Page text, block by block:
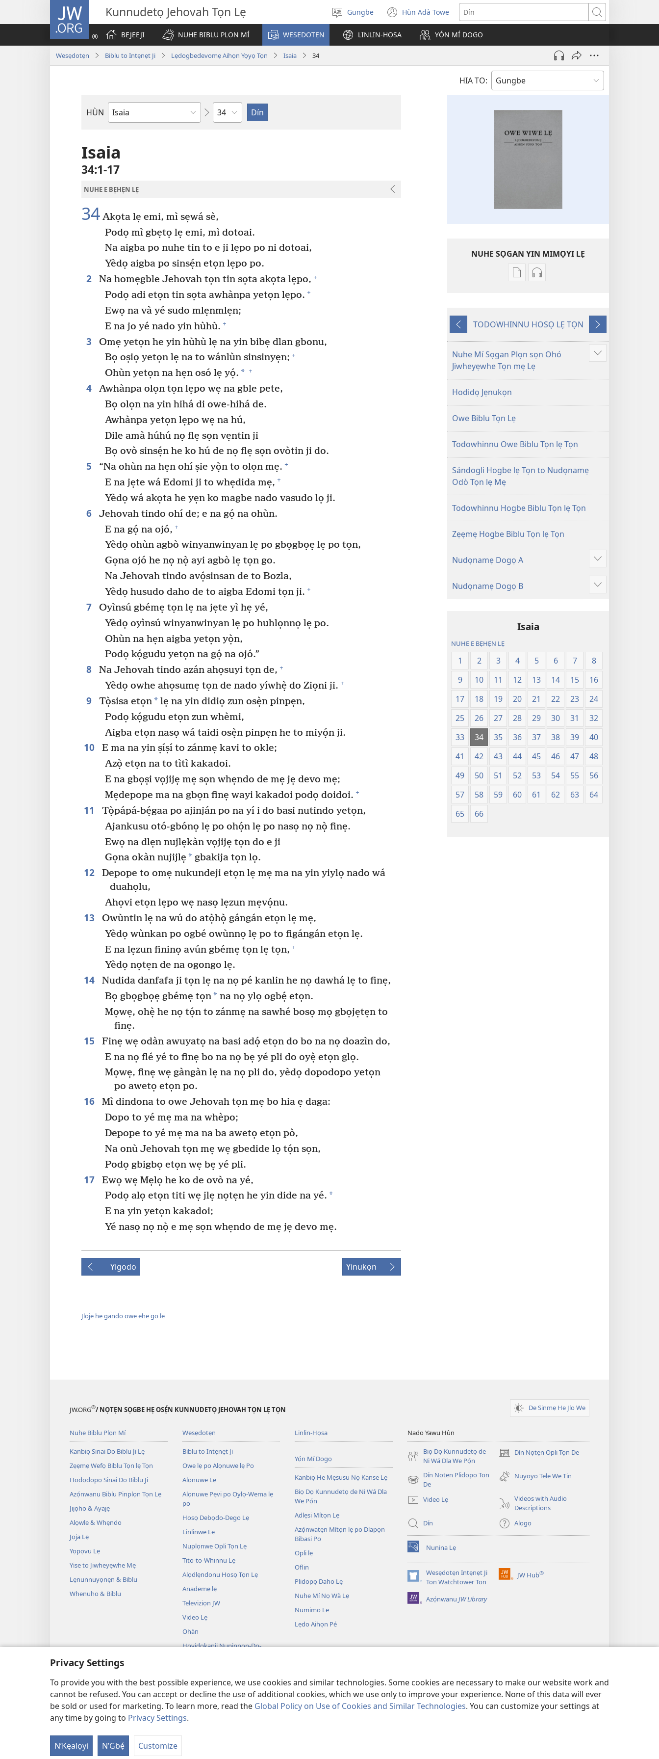
Privacy Settings
To provide you with the best possible experience, we use cookies and similar technologies. Some cookies are necessary to make our website work and
cannot be refused. You can accept or decline the use of additional cookies, which we use only to improve your experience. None of this data will ever
be sold or used for marketing. To learn more, read the Global Policy on Use of Cookies and Similar Technologies. You can customize your settings at
any time by going to Privacy Settings.
N’Kẹalọyi N’Gbẹ́ Customize
JW.ORG Kunnudetọ Jehovah Tọn Lẹ
De
ogbè
dopo
Gungbe Hùn Adà Towe
(opens
new
window)
Dín
BẸJẸEJI
NUHE BIBLU PLỌN MÍ WESẸDOTẸN LINLIN-HỌSA YỌ́N MÍ DOGỌ
Wesẹdotẹn Biblu to Intẹnẹt Ji Lẹdogbedevomẹ Aihọn Yọyọ Tọn Isaia 34
HIA TO:
HÙN
Bible
Weta
Isaia
34:1-17
NUHE E BẸHẸN LẸ
34 Akọta lẹ emi, mì sẹwá sè,
Podọ mì gbẹtọ lẹ emi, mì dotoai.
Na aigba po nuhe tin to e ji lẹpo po ni dotoai,
Yèdọ aigba po sinsẹ́n etọn lẹpo po.
2 Na homẹgble Jehovah tọn tin sọta akọta lẹpo, +
Podọ adi etọn tin sọta awhànpa yetọn lẹpo. +
Ewọ na và yé sudo mlẹnmlẹn;
E na jo yé nado yin hùhù. +
3
Omẹ yetọn he yin hùhù lẹ na yin bibẹ dlan gbonu,
Bọ oṣiọ yetọn lẹ na to wánlùn sinsinyẹn; +
Ohùn yetọn na hẹn osó lẹ yọ́. * +
4
Awhànpa olọn tọn lẹpo wẹ na gble pete,
Bọ olọn na yin hihá di owe-hihá de.
Awhànpa yetọn lẹpo wẹ na hú,
Dile amà húhú nọ flẹ sọn vẹntin ji
Bọ ovò sinsẹ́n he ko hú de nọ flẹ sọn ovòtin ji do.
5 “Na ohùn na hẹn ohí ṣie yọ̀n to olọn mẹ. +
E na jẹte wá Edomi ji to whẹdida mẹ, +
Yèdọ wá akọta he yẹn ko magbe nado vasudo lọ ji.
6
Jehovah tindo ohí de; e na gọ́ na ohùn.
E na gọ́ na ojó, +
Yèdọ ohùn agbò winyanwinyan lẹ po gbọgbọẹ lẹ po tọn,
Gọna ojó he nọ nọ̀ ayi agbò lẹ tọn go.
Na Jehovah tindo avọ́sinsan de to Bozla,
Yèdọ husudo daho de to aigba Edomi tọn ji. +
7
Oyìnsú gbémẹ tọn lẹ na jẹte yì hẹ yé,
Yèdọ oyìnsú winyanwinyan lẹ po huhlọnnọ lẹ po.
Ohùn na hẹn aigba yetọn yọ̀n,
Podọ kọ́gudu yetọn na gọ́ na ojó.”
8 Na Jehovah tindo azán ahọsuyi tọn de, +
Yèdọ owhe ahọsumẹ tọn de nado yíwhẹ̀ do Ziọni ji. +
9 Tọ̀sisa etọn*lẹ na yin didiọ zun osẹ̀n pinpẹn,
Podọ kọ́gudu etọn zun whèmi,
Aigba etọn nasọ wá taidi osẹ̀n pinpẹn he to miyọ́n ji.
10
E ma na yin ṣíṣí to zánmẹ kavi to okle;
Azọ̀ etọn na to tìtì kakadoi.
E na gbọṣi vọjijẹ mẹ sọn whẹndo de mẹ jẹ devo mẹ;
Mẹdepope ma na gbọn finẹ wayi kakadoi podọ doidoi. +
11
Tọ̀pápá-bẹ́gaa po ajinján po na yí i do basi nutindo yetọn,
Ajankusu otó-gbónọ lẹ po ohọ́n lẹ po nasọ nọ nọ̀ finẹ.
Ewọ na dlẹn nujlẹkàn vọjijẹ tọn do e ji
Gọna okàn nujijlẹ * gbakija tọn lọ.
12
Depope to omẹ nukundeji etọn lẹ mẹ ma na yin yiylọ nado wá
duahọlu,
Ahọvi etọn lẹpo wẹ nasọ lẹzun mẹvọ́nu.
13
Owùntin lẹ na wú do atọ̀họ̀ gángán etọn lẹ mẹ,
Yèdọ wùnkan po ogbé owùnnọ lẹ po to figángán etọn lẹ.
E na lẹzun fininọ avún gbémẹ tọn lẹ tọn, +
Yèdọ nọtẹn de na ogongo lẹ.
14
Nudida danfafa ji tọn lẹ na nọ pé kanlin he nọ dawhá lẹ to finẹ,
Bọ gbọgbọẹ gbémẹ tọn* na nọ ylọ ogbẹ́ etọn.
Mọwẹ, ohẹ̀ he nọ tọ́n to zánmẹ na sawhé bosọ mọ gbọjẹtẹn to
finẹ.
15
Finẹ wẹ odàn awuyatọ na basi adọ́ etọn do bo na nọ doazìn do,
E na nọ flé yé to finẹ bo na nọ bẹ yé pli do oyẹ̀ etọn glọ.
Mọwẹ, finẹ wẹ gàngàn lẹ na nọ pli do, yèdọ dopodopo yetọn
po awetọ etọn po.
16
Mì dindona to owe Jehovah tọn mẹ bo hia ẹ daga:
Dopo to yé mẹ ma na whèpo;
Depope to yé mẹ ma na ba awetọ etọn pò,
Na onù Jehovah tọn mẹ wẹ gbedide lọ tọ́n sọn,
Podọ gbigbọ etọn wẹ bẹ yé pli.
17
Ewọ wẹ Mẹlọ he ko de ovò na yé,
Podọ alọ etọn titi wẹ jlẹ nọtẹn he yin dide na yé. *
E na yin yetọn kakadoi;
Yé nasọ nọ nọ̀ e mẹ sọn whẹndo de mẹ jẹ devo mẹ.
Yigodo Yinukọn
Jlọjẹ he gando owe ehe go lẹ
NUHE SỌGAN YIN MIMỌYI LẸ
Lehe
yin
gbọn
Owe
Wiwe
Lẹdogbedevomẹ
Yọyọ
Tọn
(Zinjẹgbonu
2015
Tọn)
Lehe
yin
gbọn
Owe
Lẹdogbedevomẹ
Yọyọ
Tọn
(Zinjẹgbonu
2015
Yigodo
TODOWHINNU HOSỌ LẸ TỌN
Yinukọn
Nuhe Mí Sọgan Plọn sọn Ohó
Jiwheyẹwhe Tọn mẹ Lẹ
Show
Hodidọ Jẹnukọn
Owe Biblu Tọn Lẹ
Todowhinnu Owe Biblu Tọn lẹ Tọn
Sándogli Hogbe lẹ Tọn to Nudọnamẹ
Odò Tọn lẹ Mẹ
Todowhinnu Hogbe Biblu Tọn lẹ Tọn
Zẹẹmẹ Hogbe Biblu Tọn lẹ Tọn
Nudọnamẹ Dogọ A
Show
more
Nudọnamẹ Dogọ B
Show
more
Isaia
NUHE E BẸHẸN LẸ
1 2 3 4 5 6 7
8
9
10 11 12 13 14 15
16
17
18 19 20 21 22 23
24
25
26 27 28 29 30 31
32
33
34 35 36 37 38 39
40
41
42 43 44 45 46 47
48
49
50 51 52 53 54 55
56
57
58 59 60 61 62 63
64
65
66
JW.ORG®/ NỌTẸN SỌGBE HẸ OSẸ́N KUNNUDETỌ JEHOVAH TỌN LẸ TỌN De Sinmẹ He Jlo We
Nuhe Biblu Plọn Mí
Kanbiọ Sinai Do Biblu Ji Lẹ
Zẹẹmẹ Wefọ Biblu Tọn lẹ Tọn
Hodọdopọ Sinai Do Biblu Ji
Azọ́nwanu Biblu Pinplọn Tọn Lẹ
Jijọho & Ayajẹ
Alọwle & Whẹndo
Jọja Lẹ
Yọpọvu Lẹ
Yise to Jiwheyẹwhe Mẹ
Lẹnunnuyọnẹn & Biblu
Whenuho & Biblu
Wesẹdotẹn
Biblu to Intẹnẹt Ji
Owe lẹ po Alọnuwe lẹ Po
Alọnuwe Lẹ
Alọnuwe Pẹvi po Oylọ-Wema lẹ
po
Hosọ Debọdo-Dego Lẹ
Linlinwe Lẹ
Nuplọnwe Opli Tọn Lẹ
Tito-to-Whinnu Lẹ
Alọdlẹndonu Hosọ Tọn Lẹ
Anademẹ lẹ
Televiziọn JW
Video Lẹ
Ohàn
Hoyidokanji Nupinpọn-Do-
Donù lẹ Tọn
Linlin-Họsa
Yọ́n Mí Dogọ
Kanbiọ He Mẹsusu Nọ Kanse Lẹ
Biọ Dọ Kunnudetọ de Ni Wá Dla
We Pọ́n
Adlẹsi Mítọn Lẹ
Azọ́nwatẹn Mítọn lẹ po Dlapọn
Bibasi Po
Opli lẹ
Oflin
Plidopọ Daho Lẹ
Nuhe Mí Nọ Wà Lẹ
Numimọ Lẹ
Lẹdo Aihọn Pé
Nado Yawu Hùn
Biọ Dọ Kunnudetọ de
Ni Wá Dla We Pọ́n
Dín Nọtẹn Opli Tọn De
(opens
window)
Dín Nọtẹn Plidopọ Tọn
De
(opens
window)
Nuyọyọ Tẹlẹ Wẹ Tin
Video Lẹ
Videos with Audio
Descriptions
Dín
Alọgọ
Nunina Lẹ
(opens
new
window)Wesẹdotẹn Intẹnẹt Ji
Tọn Watchtower Tọn
(opens
new
window)
JW Hub®
(opens
Azọ́nwanu JW Library
Copyright © 2026 Watch Tower Bible and Tract Society of Pennsylvania.